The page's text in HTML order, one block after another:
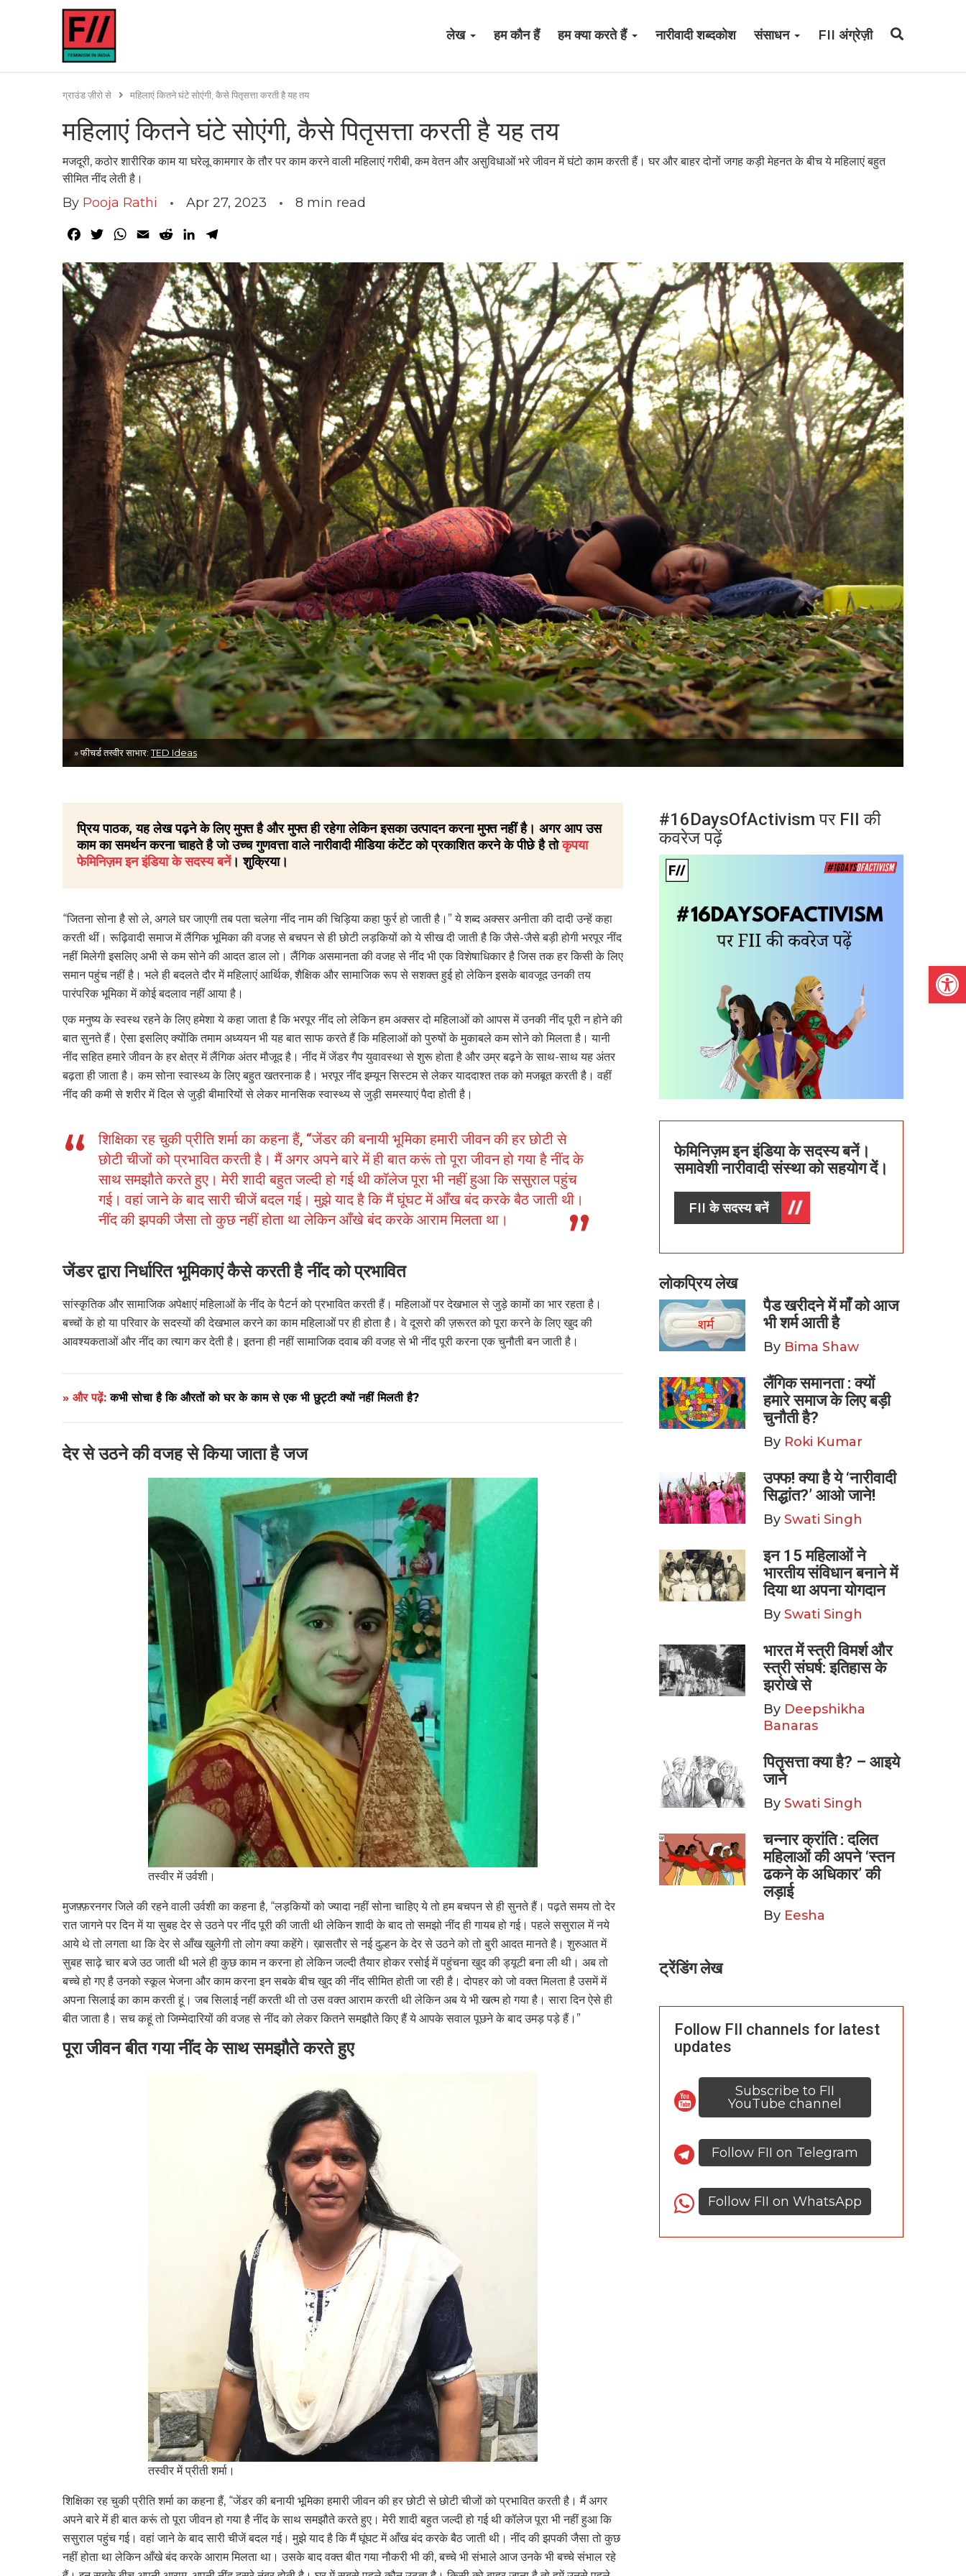
लेख हम कौन हैं हम क्या करते हैं नारीवादी शब्दकोश संसाधन FII अंग्रेज़ी
ग्राउंड ज़ीरो से महिलाएं कितने घंटे सोएंगी, कैसे पितृसत्ता करती है यह तय
महिलाएं कितने घंटे सोएंगी, कैसे पितृसत्ता करती है यह तय
मजदूरी, कठोर शारीरिक काम या घरेलू कामगार के तौर पर काम करने वाली महिलाएं गरीबी, कम वेतन और असुविधाओं भरे जीवन में घंटो काम करती हैं। घर और बाहर दोनों जगह कड़ी मेहनत के बीच ये महिलाएं बहुत
सीमित नींद लेती है।
By Pooja Rathi Apr 27, 2023 8 min read
Facebook
TwitterWhatsApp
Email RedditLinkedIn
» फीचर्ड तस्वीर साभार:TED Ideas
प्रिय पाठक, यह लेख पढ़ने के लिए मुफ्त है और मुफ्त ही रहेगा लेकिन इसका उत्पादन करना मुफ्त नहीं है। अगर आप उस
काम का समर्थन करना चाहते है जो उच्च गुणवत्ता वाले नारीवादी मीडिया कंटेंट को प्रकाशित करने के पीछे है तोकृपया
फेमिनिज़म इन इंडिया के सदस्य बनें। शुक्रिया।
“जितना सोना है सो ले, अगले घर जाएगी तब पता चलेगा नींद नाम की चिड़िया कहा फुर्र हो जाती है।” ये शब्द अक्सर अनीता की दादी उन्हें कहा
करती थीं। रूढ़िवादी समाज में लैंगिक भूमिका की वजह से बचपन से ही छोटी लड़कियों को ये सीख दी जाती है कि जैसे-जैसे बड़ी होगी भरपूर नींद
नहीं मिलेगी इसलिए अभी से कम सोने की आदत डाल लो। लैंगिक असमानता की वजह से नींद भी एक विशेषाधिकार है जिस तक हर किसी के लिए
समान पहुंच नहीं है। भले ही बदलते दौर में महिलाएं आर्थिक, शैक्षिक और सामाजिक रूप से सशक्त हुई हो लेकिन इसके बावजूद उनकी तय
पारंपरिक भूमिका में कोई बदलाव नहीं आया है।
एक मनुष्य के स्वस्थ रहने के लिए हमेशा ये कहा जाता है कि भरपूर नींद लो लेकिन हम अक्सर दो महिलाओं को आपस में उनकी नींद पूरी न होने की
बात सुनते हैं। ऐसा इसलिए क्योंकि तमाम अध्ययन भी यह बात साफ करते हैं कि महिलाओं को पुरुषों के मुकाबले कम सोने को मिलता है। यानी
नींद सहित हमारे जीवन के हर क्षेत्र में लैंगिक अंतर मौजूद है। नींद में जेंडर गैप युवावस्था से शुरू होता है और उम्र बढ़ने के साथ-साथ यह अंतर
बढ़ता ही जाता है। कम सोना स्वास्थ्य के लिए बहुत खतरनाक है। भरपूर नींद इम्यून सिस्टम से लेकर याददाश्त तक को मजबूत करती है। वहीं
नींद की कमी से शरीर में दिल से जुड़ी बीमारियों से लेकर मानसिक स्वास्थ्य से जुड़ी समस्याएं पैदा होती है।
शिक्षिका रह चुकी प्रीति शर्मा का कहना हैं, “जेंडर की बनायी भूमिका हमारी जीवन की हर छोटी से
छोटी चीजों को प्रभावित करती है। मैं अगर अपने बारे में ही बात करूं तो पूरा जीवन हो गया है नींद के
साथ समझौते करते हुए। मेरी शादी बहुत जल्दी हो गई थी कॉलेज पूरा भी नहीं हुआ कि ससुराल पहुंच
गई। वहां जाने के बाद सारी चीजें बदल गई। मुझे याद है कि मैं घूंघट में आँख बंद करके बैठ जाती थी।
नींद की झपकी जैसा तो कुछ नहीं होता था लेकिन आँखे बंद करके आराम मिलता था।
जेंडर द्वारा निर्धारित भूमिकाएं कैसे करती है नींद को प्रभावित
सांस्कृतिक और सामाजिक अपेक्षाएं महिलाओं के नींद के पैटर्न को प्रभावित करती हैं। महिलाओं पर देखभाल से जुड़े कामों का भार रहता है।
बच्चों के हो या परिवार के सदस्यों की देखभाल करने का काम महिलाओं पर ही होता है। वे दूसरो की ज़रूरत को पूरा करने के लिए खुद की
आवश्यकताओं और नींद का त्याग कर देती है। इतना ही नहीं सामाजिक दवाब की वजह से भी नींद पूरी करना एक चुनौती बन जाती है।
» और पढ़ें:कभी सोचा है कि औरतों को घर के काम से एक भी छुट्टी क्यों नहीं मिलती है?
देर से उठने की वजह से किया जाता है जज
तस्वीर में उर्वशी।
मुजफ़्फ़रनगर जिले की रहने वाली उर्वशी का कहना है, “लड़कियों को ज्यादा नहीं सोना चाहिए ये तो हम बचपन से ही सुनते हैं। पढ़ते समय तो देर
रात जागने पर दिन में या सुबह देर से उठने पर नींद पूरी की जाती थी लेकिन शादी के बाद तो समझो नींद ही गायब हो गई। पहले ससुराल में नये
आये थे तो लगता था कि देर से आँख खुलेगी तो लोग क्या कहेंगे। ख़ासतौर से नई दुल्हन के देर से उठने को तो बुरी आदत मानते है। शुरुआत में
सुबह साढ़े चार बजे उठ जाती थी भले ही कुछ काम न करना हो लेकिन जल्दी तैयार होकर रसोई में पहुंचना खुद की ड्यूटी बना ली थी। अब तो
बच्चे हो गए है उनको स्कूल भेजना और काम करना इन सबके बीच खुद की नींद सीमित होती जा रही है। दोपहर को जो वक्त मिलता है उसमें में
अपना सिलाई का काम करती हूं। जब सिलाई नहीं करती थी तो उस वक्त आराम करती थी लेकिन अब ये भी खत्म हो गया है। सारा दिन ऐसे ही
बीत जाता है। सच कहूं तो जिम्मेदारियों की वजह से नींद को लेकर कितने समझौते किए हैं ये आपके सवाल पूछने के बाद उमड़ पड़े हैं।”
पूरा जीवन बीत गया नींद के साथ समझौते करते हुए
तस्वीर में प्रीती शर्मा।
शिक्षिका रह चुकी प्रीति शर्मा का कहना हैं, “जेंडर की बनायी भूमिका हमारी जीवन की हर छोटी से छोटी चीजों को प्रभावित करती है। मैं अगर
अपने बारे में ही बात करूं तो पूरा जीवन हो गया है नींद के साथ समझौते करते हुए। मेरी शादी बहुत जल्दी हो गई थी कॉलेज पूरा भी नहीं हुआ कि
ससुराल पहुंच गई। वहां जाने के बाद सारी चीजें बदल गई। मुझे याद है कि मैं घूंघट में आँख बंद करके बैठ जाती थी। नींद की झपकी जैसा तो कुछ
नहीं होता था लेकिन आँखे बंद करके आराम मिलता था। उसके बाद वक्त बीत गया नौकरी भी की, बच्चे भी संभाले आज उनके भी बच्चे संभाल रहे
#16DaysOfActivism पर FII की
कवरेज पढ़ें
फेमिनिज़म इन इंडिया के सदस्य बनें।
समावेशी नारीवादी संस्था को सहयोग दें।
FII के सदस्य बनें
लोकप्रिय लेख
पैड खरीदने में माँ को आज
भी शर्म आती है
By Bima Shaw
लैंगिक समानता : क्यों
हमारे समाज के लिए बड़ी
चुनौती है?
By Roki Kumar
उफ्फ! क्या है ये ‘नारीवादी
सिद्धांत?’ आओ जाने!
By Swati Singh
इन 15 महिलाओं ने
भारतीय संविधान बनाने में
दिया था अपना योगदान
By Swati Singh
भारत में स्त्री विमर्श और
स्त्री संघर्ष: इतिहास के
झरोखे से
By Deepshikha
Banaras
पितृसत्ता क्या है? – आइये
जाने
By Swati Singh
चन्नार क्रांति : दलित
महिलाओं की अपने ‘स्तन
ढकने के अधिकार’ की
लड़ाई
By Eesha
ट्रेंडिंग लेख
Follow FII channels for latest
updates
Subscribe to FII
YouTube channel
Follow FII on Telegram
Follow FII on WhatsApp